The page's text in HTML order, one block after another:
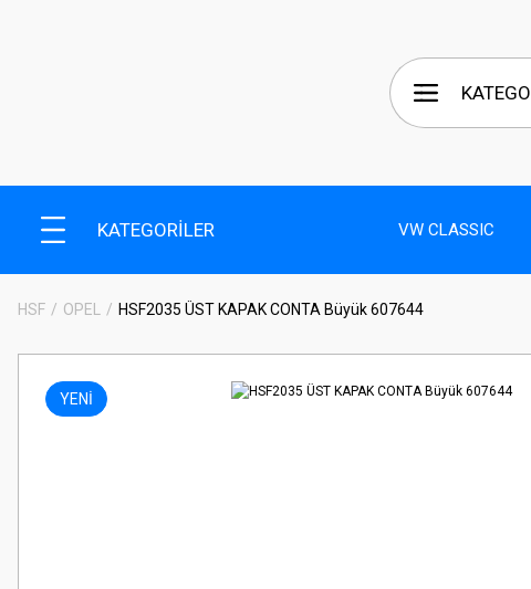
KATEGORİLER VW CLASSIC
HSF OPEL HSF2035 ÜST KAPAK CONTA Büyük 607644
YENİ